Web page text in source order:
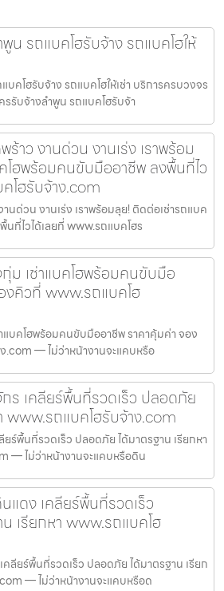
น รถแบคโฮรับจ้าง รถแบคโฮให้
คโฮรับจ้าง รถแบคโฮให้เช่า บริการครบวงจร
รรับจ้างลำพูน รถแบคโฮรับจ้า
าว งานด่วน งานเร่ง เราพร้อม
โฮพร้อมคนขับมืออาชีพ ลงพื้นที่ไว
โฮรับจ้าง.com
นด่วน งานเร่ง เราพร้อมลุย! ติดต่อเช่ารถแบค
ที่ไวได้เลยที่ www.รถแบคโฮร
ม เช่าแบคโฮพร้อมคนขับมือ
งคิวที่ www.รถแบคโฮ
บคโฮพร้อมคนขับมืออาชีพ ราคาคุ้มค่า จอง
.com — ไม่ว่าหน้างานจะแคบหรือ
ร เคลียร์พื้นที่รวดเร็ว ปลอดภัย
www.รถแบคโฮรับจ้าง.com
ร์พื้นที่รวดเร็ว ปลอดภัย ได้มาตรฐาน เรียกหา
— ไม่ว่าหน้างานจะแคบหรือดิน
แดง เคลียร์พื้นที่รวดเร็ว
เรียกหา www.รถแบคโฮ
ลียร์พื้นที่รวดเร็ว ปลอดภัย ได้มาตรฐาน เรียก
— ไม่ว่าหน้างานจะแคบหรือด